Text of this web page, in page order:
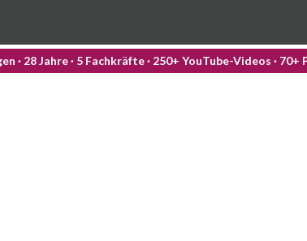
· 28 Jahre · 5 Fachkräfte · 250+ YouTube-Videos ·